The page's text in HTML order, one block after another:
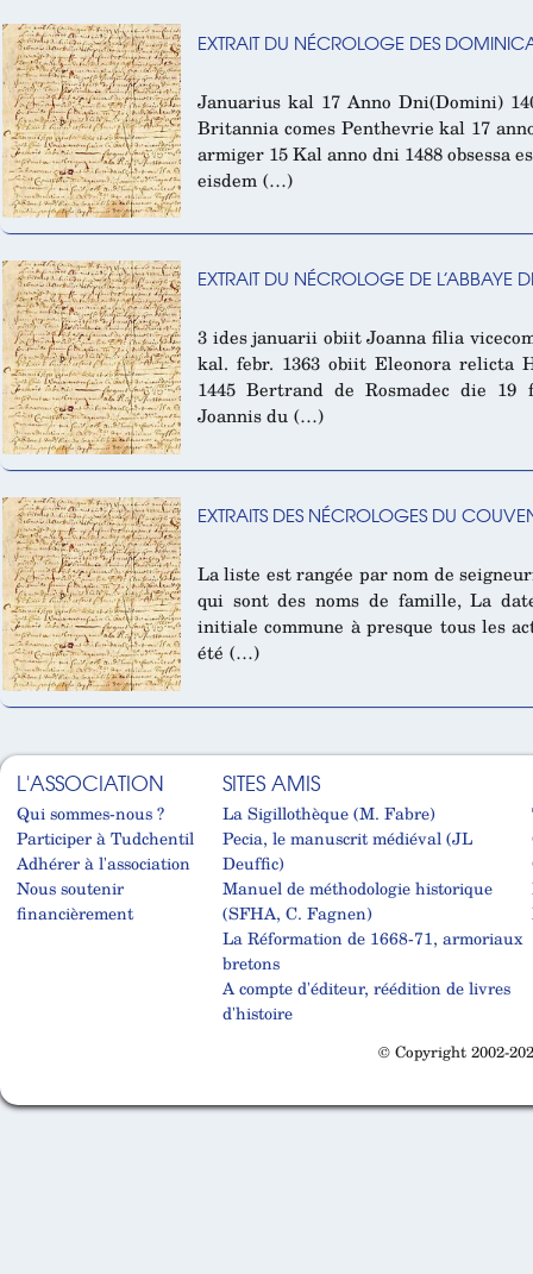
EXTRAIT DU NÉCROLOGE DES
Januarius kal 17 Anno Dni(Domini)
Britannia comes Penthevrie kal 17
armiger 15 Kal anno dni 1488 obsessa
eisdem (…)
EXTRAIT DU NÉCROLOGE DE L’ABBAYE
3 ides januarii obiit Joanna filia
kal. febr. 1363 obiit Eleonora relicta
1445 Bertrand de Rosmadec die 19
Joannis du (…)
EXTRAITS DES NÉCROLOGES DU
La liste est rangée par nom de
qui sont des noms de famille, La
initiale commune à presque tous les
été (…)
L'ASSOCIATION
Qui sommes-nous ?
Participer à Tudchentil
Adhérer à l'association
Nous soutenir
financièrement
SITES AMIS
La Sigillothèque (M. Fabre)
Pecia, le manuscrit médiéval (JL
Deuffic)
Manuel de méthodologie historique
(SFHA, C. Fagnen)
La Réformation de 1668-71, armoriaux
bretons
A compte d'éditeur, réédition de livres
d'histoire
© Copyright 2002-